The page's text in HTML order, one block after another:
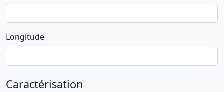
Longitude
Caractérisation